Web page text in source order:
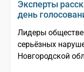
Эксперты
день
Лидеры
серьёзных
Новгородской